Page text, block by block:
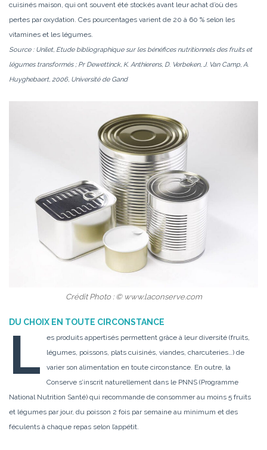
cuisinés maison, qui ont souvent été stockés avant leur achat d’où des
pertes par oxydation. Ces pourcentages varient de 20 à 60 % selon les
vitamines et les légumes.
Source : Unilet, Etude bibliographique sur les bénéfices nutritionnels des fruits et
légumes transformés ; Pr Dewettinck, K. Anthierens, D. Verbeken, J. Van Camp, A.
Huyghebaert, 2006, Université de Gand
Crédit Photo : © www.laconserve.com
DU CHOIX EN TOUTE CIRCONSTANCE
L
es produits appertisés permettent grâce à leur diversité (fruits,
légumes, poissons, plats cuisinés, viandes, charcuteries…) de
varier son alimentation en toute circonstance. En outre, la
Conserve s’inscrit naturellement dans le PNNS (Programme
National Nutrition Santé) qui recommande de consommer au moins 5 fruits
et légumes par jour, du poisson 2 fois par semaine au minimum et des
féculents à chaque repas selon l’appétit.